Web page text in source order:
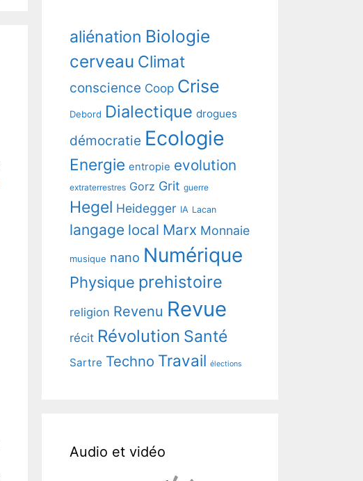
aliénation Biologie
cerveau Climat
conscience Coop Crise
Debord Dialectique drogues
démocratie Ecologie
Energie entropie evolution
extraterrestres Gorz Grit guerre
Hegel Heidegger IA Lacan
langage local Marx Monnaie
musique nano Numérique
Physique prehistoire
religion Revenu Revue
récit Révolution Santé
Sartre Techno Travail élections
Audio et vidéo